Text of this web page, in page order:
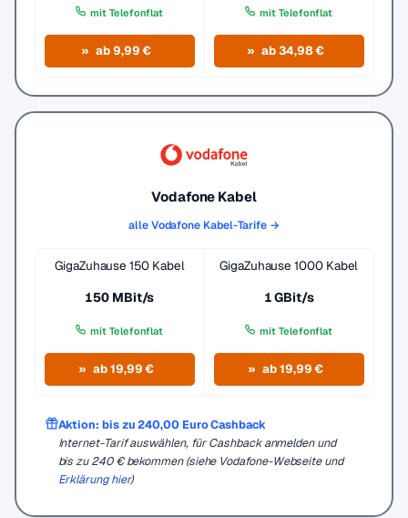
mit Telefonflat
ab 9,99 €
mit Telefonflat
ab 34,98 €
Vodafone Kabel
alle Vodafone Kabel-Tarife →
GigaZuhause 150 Kabel
150 MBit/s
mit Telefonflat
ab 19,99 €
GigaZuhause 1000 Kabel
1 GBit/s
mit Telefonflat
ab 19,99 €
Aktion: bis zu 240,00 Euro Cashback
Internet-Tarif auswählen, für Cashback anmelden und
bis zu 240 € bekommen (siehe Vodafone-Webseite und
Erklärung hier)